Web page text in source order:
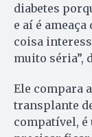
diabetes
e aí é
coisa
muito séria”,
Ele compara
transplante
compatível, é